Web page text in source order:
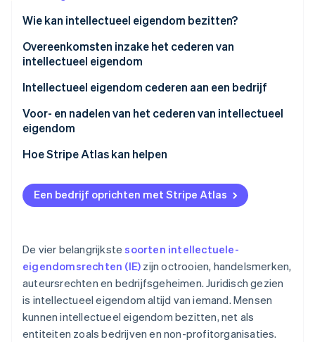
CO₂-verwijdering
Identity
Online identiteitsverificatie
Stripe Sessions 2026
Nu bekijken
Partners
Wie kan intellectueel eigendom bezitten?
Overeenkomsten inzake het cederen van
intellectueel eigendom
Intellectueel eigendom cederen aan een bedrijf
Stap 1. Vaststellen van de noodzaak van cessie
Stap 2. Due diligence uitvoeren
Stap 3. Onderhandelen over de voorwaarden
Stap 4. Opstellen van de overdrachtsovereenkomst
Stap 6. Cessie inschrijven
Stap 7. Relevante partijen op de hoogte stellen
Stap 8. Het IE integreren
Voor- en nadelen van het cederen van intellectueel
eigendom
Voordelen van cessie van IE-rechten
Nadelen van cessie van IE-rechten
Hoe Stripe Atlas kan helpen
Aanmelden bij Atlas
Betalingen accepteren en bankieren voordat je EIN-
Aankoop van aandelen door de oprichter zonder
contant geld
Automatische indiening van
belastingkeuzeformulier 83(b)
Juridische bedrijfsdocumenten van wereldklasse
Een bedrijf oprichten met Stripe Atlas
De vier belangrijkstesoorten intellectuele-
eigendomsrechten (IE) zijn octrooien, handelsmerken,
auteursrechten en bedrijfsgeheimen. Juridisch gezien
is intellectueel eigendom altijd van iemand. Mensen
kunnen intellectueel eigendom bezitten, net als
entiteiten zoals bedrijven en non-profitorganisaties.